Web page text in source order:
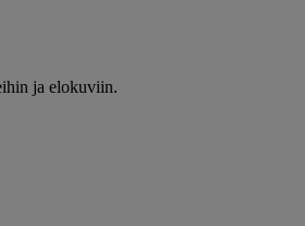
ja elokuviin.